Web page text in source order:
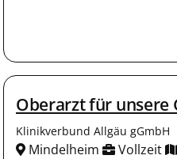
Oberarzt für unsere
Klinikverbund Allgäu gGmbH
Mindelheim Vollzeit